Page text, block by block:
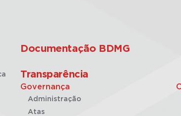
Documentação BDMG
Transparência
Governança
Administração
Atas